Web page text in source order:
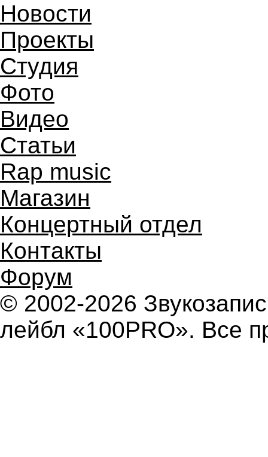
Новости
Проекты
Студия
Фото
Видео
Статьи
Rap music
Магазин
Концертный отдел
Контакты
Форум
© 2002-2026
лейбл «100PRO». Все